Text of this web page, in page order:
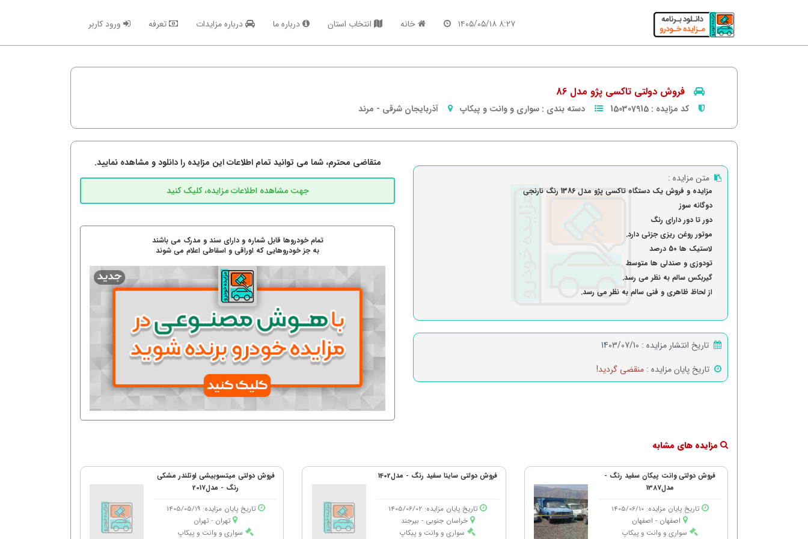
۸:۲۷ ۱۴۰۵/۰۵/۱۸ خانه انتخاب استان درباره ما درباره مزایدات تعرفه ورود کاربر
فروش دولتی تاکسی پژو مدل 86
کد مزایده : 150307915 دسته بندی : سواری و وانت و پیکاپ آذربایجان شرقی - مرند
متن مزایده :
مزایده و فروش یک دستگاه تاکسی پژو مدل 1386
رنگ نارنجی
دوگانه سوز
دور تا دور دارای رنگ
موتور روغن ریزی جزئی دارد.
لاستیک ها 50 درصد
تودوزی و صندلی ها متوسط
گیربکس سالم به نظر می رسد.
از لحاظ ظاهری و فنی سالم به نظر می رسد.
تاریخ انتشار مزایده : 1403/07/10
تاریخ پایان مزایده : منقضی گردید!
متقاضی محترم، شما می توانید تمام اطلاعات این مزایده را دانلود و مشاهده نمایید.
تمام خودروها قابل شماره و دارای سند و مدرک می باشند
به جز خودروهایی که اوراقی و اسقاطی اعلام می شوند
مزایده های مشابه
فروش دولتی وانت پیکان سفید رنگ -
مدل1387
تاریخ پایان مزایده: 1405/06/10
اصفهان - اصفهان
سواری و وانت و پیکاپ
فروش دولتی ساینا سفید رنگ - مدل1402
تاریخ پایان مزایده: 1405/06/02
خراسان جنوبی - بیرجند
سواری و وانت و پیکاپ
فروش دولتی میتسوبیشی اوتلندر مشکی
رنگ - مدل2017
تاریخ پایان مزایده: 1405/05/19
تهران - تهران
سواری و وانت و پیکاپ